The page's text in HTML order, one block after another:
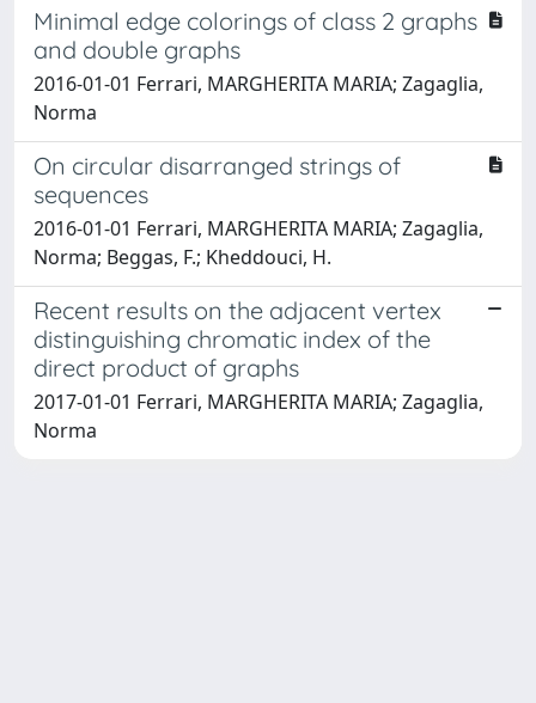
Minimal edge colorings of class 2 graphs
and double graphs
2016-01-01 Ferrari, MARGHERITA MARIA; Zagaglia,
Norma
On circular disarranged strings of
sequences
2016-01-01 Ferrari, MARGHERITA MARIA; Zagaglia,
Norma; Beggas, F.; Kheddouci, H.
Recent results on the adjacent vertex
distinguishing chromatic index of the
direct product of graphs
2017-01-01 Ferrari, MARGHERITA MARIA; Zagaglia,
Norma